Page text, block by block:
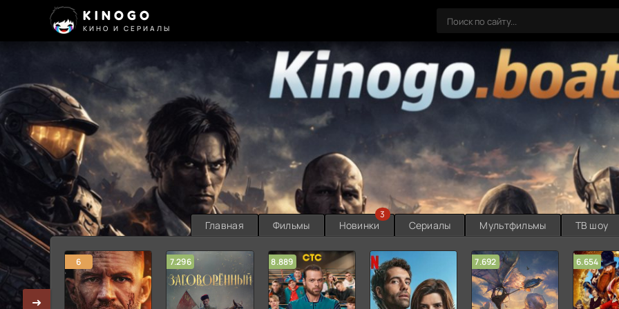
KINOGO
КИНО И СЕРИАЛЫ
Главная Фильмы Новинки
3
Сериалы Мультфильмы ТВ шоу
6 7.296 8.889 7.692 6.654